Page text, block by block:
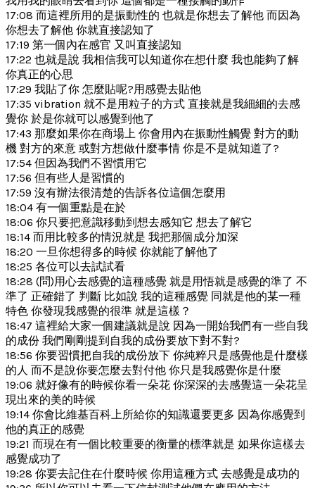
17:08 而這裡所用的是振動性的 也就是你想去了解他 而因為
你想去了解他 你就直接認知了
17:19 第一個內在感官 又叫直接認知
17:22 也就是說 我相信我可以知道你在想什麼 我也能夠了解
你真正的心思
17:29 我貼了你 怎麼貼呢?用感覺去貼他
17:35 vibration 就不是用粒子的方式 直接就是我細細的去感
覺你 於是你就可以感覺到他了
17:43 那麼如果你在商場上 你會用內在振動性觸覺 對方的動
機 對方的來意 或對方想做什麼事情 你是不是就知道了?
17:54 但因為我們不習慣用它
17:56 但有些人是習慣的
17:59 沒有辦法很清楚的告訴各位這個怎麼用
18:04 有一個重點是在於
18:06 你只要把意識移動到想去感知它 想去了解它
18:14 而用比較多的情況就是 我把那個成分加深
18:20 一旦你想得多的時候 你就能了解他了
18:25 各位可以去試試看
18:28 (問)用心去感覺的這種感覺 就是用悟就是感覺的準了 不
準了 正確錯了 判斷 比如說 我的這種感覺 同就是他的某一種
特色 你發現我感覺的很準 就是這樣？
18:47 這裡給大家一個建議就是說 因為一開始我們有一些自我
的成份 我們剛剛提到自我的成份要放下對不對?
18:56 你要習慣把自我的成份放下 你純粹只是感覺他是什麼樣
的人 而不是說你要怎麼去對付他 你只是我感覺你是什麼
19:06 就好像有的時候你看一朵花 你深深的去感覺這一朵花呈
現出來的美的時候
19:14 你會比維基百科上所給你的知識還要更多 因為你感覺到
他的真正的感覺
19:21 而現在有一個比較重要的衡量的標準就是 如果你這樣去
感覺成功了
19:28 你要去記住在什麼時候 你用這種方式 去感覺是成功的